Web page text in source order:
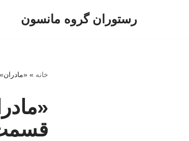
رستوران گروه مانسون
خانه »